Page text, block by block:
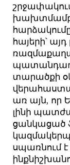
հայերի՝
տարածքի
առ այն, որ
լինի
ցանկացած
սպառնում